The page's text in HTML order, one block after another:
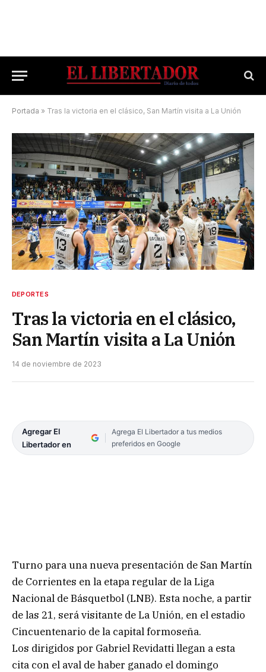
Portada » Tras la victoria en el clásico, San Martín visita a La Unión
DEPORTES
Tras la victoria en el clásico,
San Martín visita a La Unión
14 de noviembre de 2023
Agregar El
Libertador en
Agrega El Libertador a tus medios
preferidos en Google
Turno para una nueva presentación de San Martín
de Corrientes en la etapa regular de la Liga
Nacional de Básquetbol (LNB). Esta noche, a partir
de las 21, será visitante de La Unión, en el estadio
Cincuentenario de la capital formoseña.
Los dirigidos por Gabriel Revidatti llegan a esta
cita con el aval de haber ganado el domingo